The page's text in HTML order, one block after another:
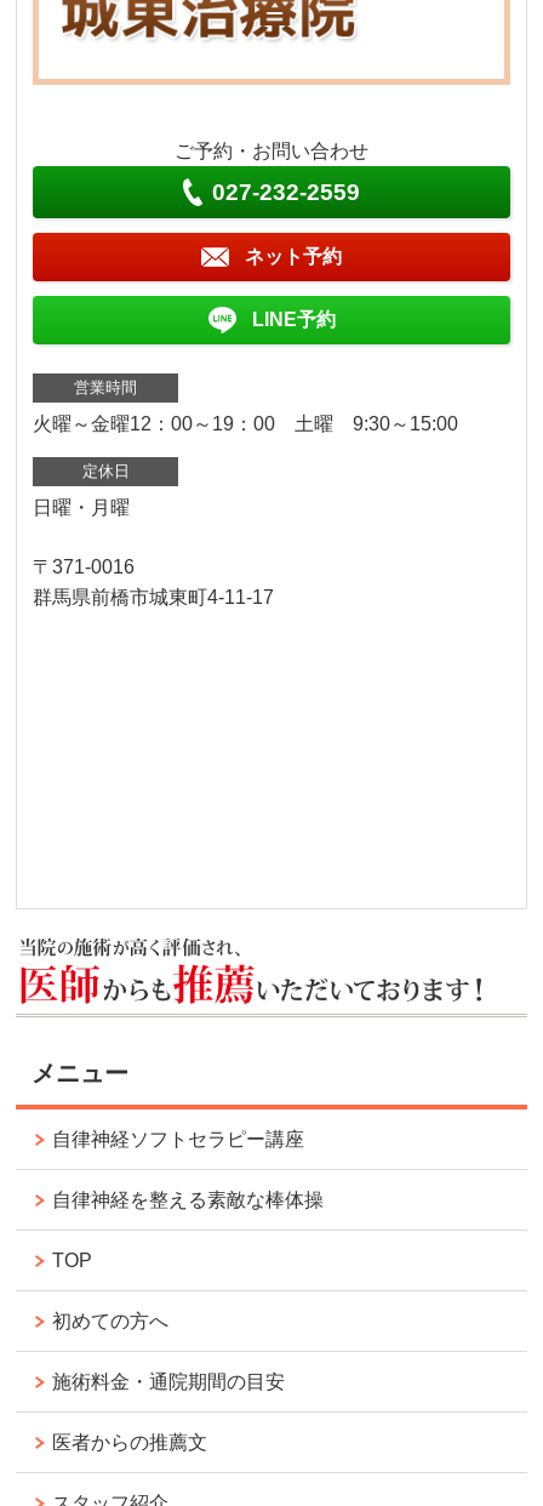
ご予約・お問い合わせ
027-232-2559
ネット予約
LINE予約
営業時間
火曜～金曜12：00～19：00 土曜 9:30～15:00
定休日
日曜・月曜
〒371-0016
群馬県前橋市城東町4-11-17
メニュー
自律神経ソフトセラピー講座
自律神経を整える素敵な棒体操
TOP
初めての方へ
施術料金・通院期間の目安
医者からの推薦文